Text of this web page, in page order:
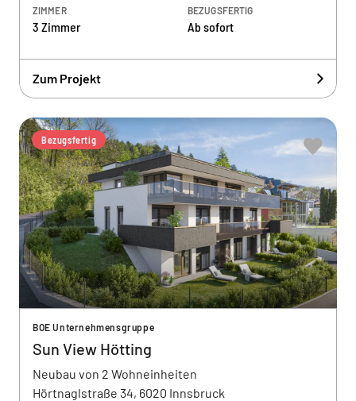
ZIMMER
3 Zimmer
BEZUGSFERTIG
Ab sofort
Zum Projekt
Bezugsfertig
BOE Unternehmensgruppe
Sun View Hötting
Neubau von 2 Wohneinheiten
Hörtnaglstraße 34, 6020 Innsbruck